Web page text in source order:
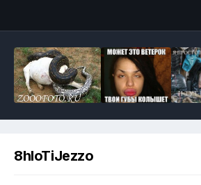
8hIoTiJezzo